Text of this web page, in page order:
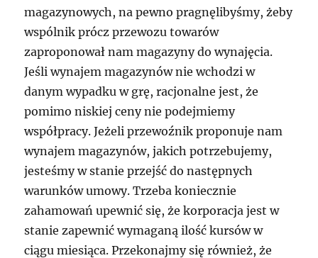
magazynowych, na pewno pragnęlibyśmy, żeby
wspólnik prócz przewozu towarów
zaproponował nam magazyny do wynajęcia.
Jeśli wynajem magazynów nie wchodzi w
danym wypadku w grę, racjonalne jest, że
pomimo niskiej ceny nie podejmiemy
współpracy. Jeżeli przewoźnik proponuje nam
wynajem magazynów, jakich potrzebujemy,
jesteśmy w stanie przejść do następnych
warunków umowy. Trzeba koniecznie
zahamowań upewnić się, że korporacja jest w
stanie zapewnić wymaganą ilość kursów w
ciągu miesiąca. Przekonajmy się również, że